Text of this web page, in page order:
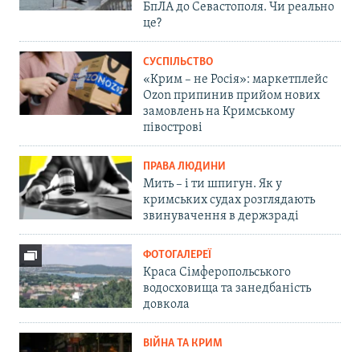
БпЛА до Севастополя. Чи реально
це?
СУСПІЛЬСТВО
«Крим – не Росія»: маркетплейс
Ozon припинив прийом нових
замовлень на Кримському
півострові
ПРАВА ЛЮДИНИ
Мить – і ти шпигун. Як у
кримських судах розглядають
звинувачення в держзраді
ФОТОГАЛЕРЕЇ
Краса Сімферопольського
водосховища та занедбаність
довкола
ВІЙНА ТА КРИМ